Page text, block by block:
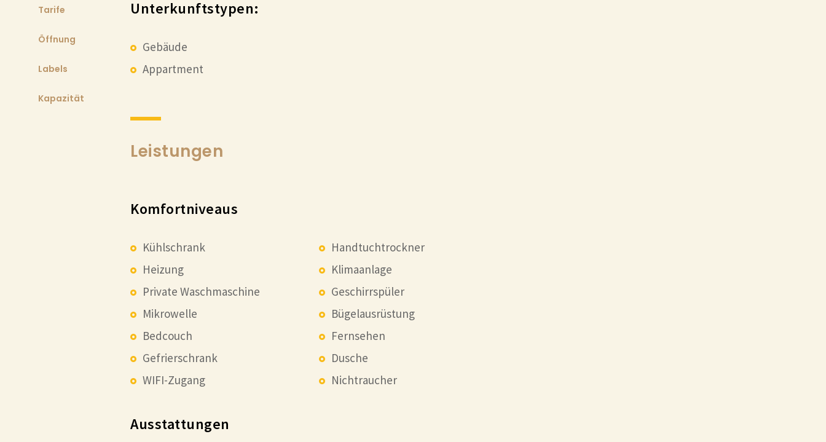
Tarife
Öffnung
Labels
Kapazität
Unterkunftstypen:
Gebäude
Appartment
Leistungen
Komfortniveaus
Kühlschrank
Handtuchtrockner
Heizung
Klimaanlage
Private Waschmaschine
Geschirrspüler
Mikrowelle
Bügelausrüstung
Bedcouch
Fernsehen
Gefrierschrank
Dusche
WIFI-Zugang
Nichtraucher
Ausstattungen